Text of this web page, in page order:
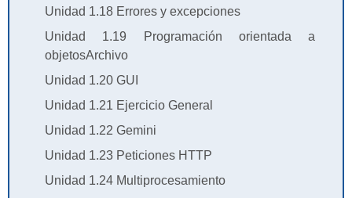
Unidad 1.18 Errores y excepciones
Unidad 1.19 Programación orientada a
objetosArchivo
Unidad 1.20 GUI
Unidad 1.21 Ejercicio General
Unidad 1.22 Gemini
Unidad 1.23 Peticiones HTTP
Unidad 1.24 Multiprocesamiento